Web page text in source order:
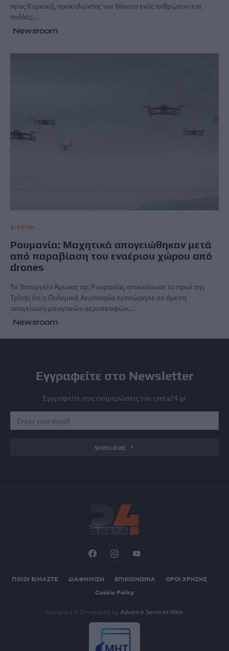
προς Κυριακή, προκαλώντας τον θάνατο ενός ανθρώπου και
πολλές…
Newsroom
ΔΙΕΘΝΗ
Ρουμανία: Μαχητικά απογειώθηκαν μετά
από παραβίαση του εναέριου χώρου από
drones
Το Υπουργείο Άμυνας της Ρουμανίας ανακοίνωσε το πρωί της
Τρίτης ότι η Πολεμική Αεροπορία προχώρησε σε άμεση
απογείωση μαχητικών αεροσκαφών,…
Newsroom
Εγγραφείτε στο Newsletter
Εγγραφείτε στις ενημερώσεις του creta24.gr
SUBSCRIBE
ΠΟΙΟΙ ΕΙΜΑΣΤΕ ΔΙΑΦΗΜΙΣΗ ΕΠΙΚΟΙΝΩΝΙΑ
ΟΡΟΙ ΧΡΗΣΗΣ
Cookie Policy
Designed & Developed by Advance Services Web